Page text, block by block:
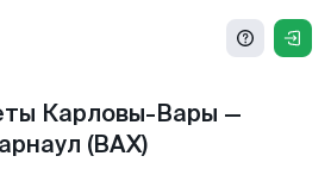
Карловы-Вары —
(BAX)